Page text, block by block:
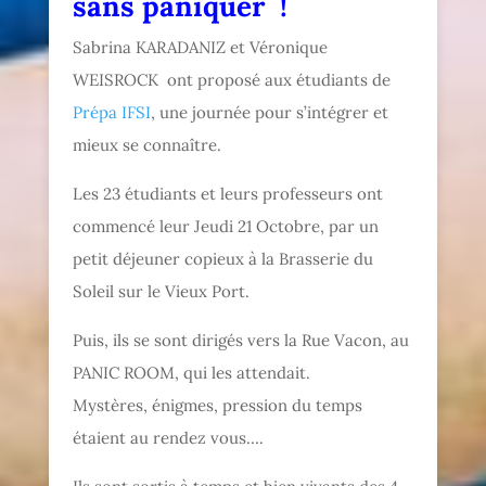
Sabrina KARADANIZ et Véronique
WEISROCK ont proposé aux étudiants de
Prépa IFSI, une journée pour s’intégrer et
mieux se connaître.
Les 23 étudiants et leurs professeurs ont
commencé leur Jeudi 21 Octobre, par un
petit déjeuner copieux à la Brasserie du
Soleil sur le Vieux Port.
Puis, ils se sont dirigés vers la Rue Vacon, au
PANIC ROOM, qui les attendait.
Mystères, énigmes, pression du temps
étaient au rendez vous….